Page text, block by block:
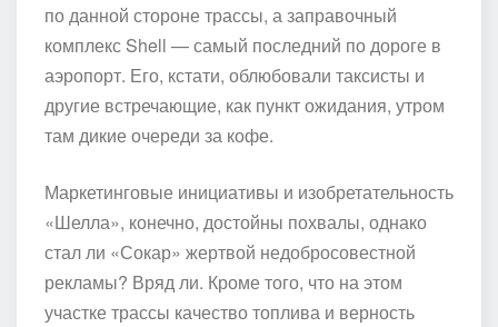
по данной стороне трассы, а заправочный
комплекс Shell — самый последний по дороге в
аэропорт. Его, кстати, облюбовали таксисты и
другие встречающие, как пункт ожидания, утром
там дикие очереди за кофе.
Маркетинговые инициативы и изобретательность
«Шелла», конечно, достойны похвалы, однако
стал ли «Сокар» жертвой недобросовестной
рекламы? Вряд ли. Кроме того, что на этом
участке трассы качество топлива и верность